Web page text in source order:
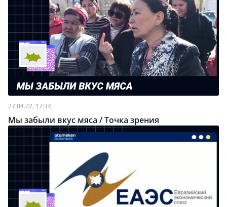
27.04.22, 17:34
Мы забыли вкус мяса / Точка зрения